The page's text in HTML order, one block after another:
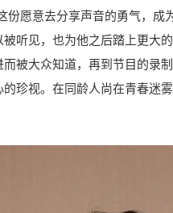
份愿意去分享声音的勇气，
听见，也为他之后踏上更大
被大众知道，再到节目的录
珍视。在同龄人尚在青春迷